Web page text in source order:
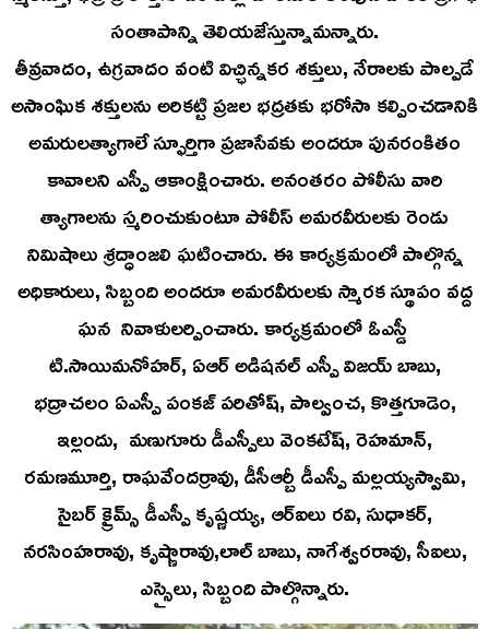
సంతాపాన్ని తెలియజేస్తున్నామన్నారు.
తీవ్రవాదం, ఉగ్రవాదం వంటి విచ్ఛిన్నకర శక్తులు, నేరాలకు పాల్పడే
అసాంఘిక శక్తులను అరికట్టి ప్రజల భద్రతకు భరోసా కల్పించడానికి
అమరులత్యాగాలే స్ఫూర్తిగా ప్రజాసేవకు అందరూ పునరంకితం
కావాలని ఎస్పీ ఆకాంక్షించారు. అనంతరం పోలీసు వారి
త్యాగాలను స్మరించుకుంటూ పోలీస్ అమరవీరులకు రెండు
నిమిషాలు శ్రద్ధాంజలి ఘటించారు. ఈ కార్యక్రమంలో పాల్గొన్న
అధికారులు, సిబ్బంది అందరూ అమరవీరులకు స్మారక స్థూపం వద్ద
ఘన నివాళులర్పించారు. కార్యక్రమంలో ఓఎస్డీ
టి.సాయిమనోహర్, ఏఆర్ అడిషనల్ ఎస్పీ విజయ్ బాబు,
భద్రాచలం ఏఎస్పీ పంకజ్ పరితోష్, పాల్వంచ, కొత్తగూడెం,
ఇల్లందు, మణుగూరు డీఎస్పీలు వెంకటేష్, రెహమాన్,
రమణమూర్తి, రాఘవేందర్రావు, డీసీఆర్బీ డీఎస్పీ మల్లయ్యస్వామి,
సైబర్ క్రైమ్స్ డీఎస్పీ కృష్ణయ్య, ఆర్ఐలు రవి, సుధాకర్,
నరసింహరావు, కృష్ణారావు,లాల్ బాబు, నాగేశ్వరరావు, సీఐలు,
ఎస్సైలు, సిబ్బంది పాల్గొన్నారు.